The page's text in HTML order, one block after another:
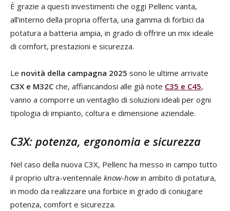
È grazie a questi investimenti che oggi Pellenc vanta,
all’interno della propria offerta, una gamma di forbici da
potatura a batteria ampia, in grado di offrire un mix ideale
di comfort, prestazioni e sicurezza.
Le novità della campagna 2025 sono le ultime arrivate
C3X e M32C che, affiancandosi alle già note C35 e C45,
vanno a comporre un ventaglio di soluzioni ideali per ogni
tipologia di impianto, coltura e dimensione aziendale.
C3X: potenza, ergonomia e sicurezza
Nel caso della nuova C3X, Pellenc ha messo in campo tutto
il proprio ultra-ventennale know-how in ambito di potatura,
in modo da realizzare una forbice in grado di coniugare
potenza, comfort e sicurezza.